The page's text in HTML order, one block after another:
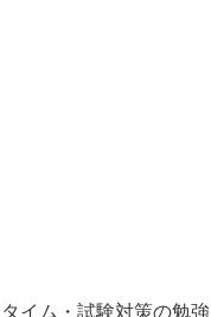
イム・試験対策の勉